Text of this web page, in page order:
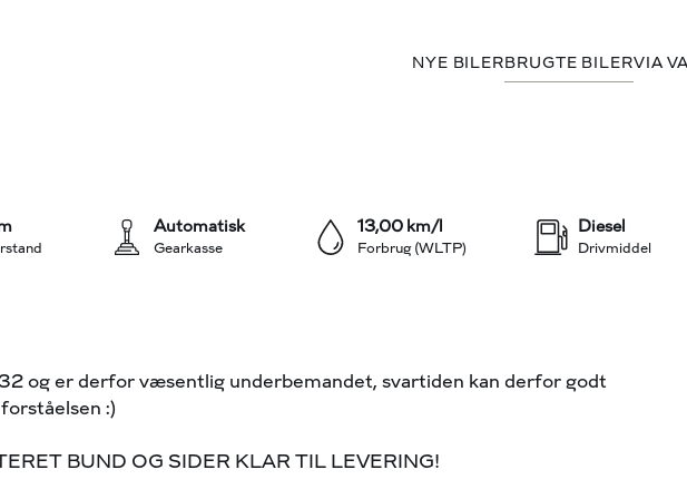
NYE BILER BRUGTE BILERVIA
144HK Van 8g Aut.
Gearkasse
Automatisk
Forbrug (WLTP)
13,00 km/l
Drivmiddel
Diesel
og er derfor væsentlig underbemandet, svartiden kan derfor godt
:)
BUND OG SIDER KLAR TIL LEVERING!